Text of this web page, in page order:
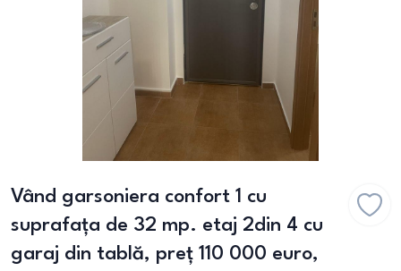
Vând garsoniera confort 1 cu
suprafața de 32 mp. etaj 2din 4 cu
garaj din tablă, preț 110 000 euro,